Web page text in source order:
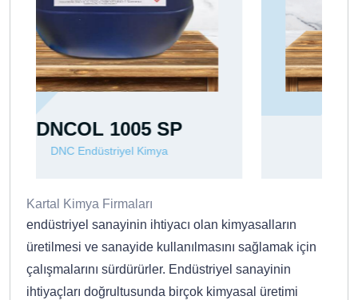
PROCLEAN BR
DNC Endüstriyel Kimya
Kartal Kimya Firmaları
endüstriyel sanayinin ihtiyacı olan kimyasalların
üretilmesi ve sanayide kullanılmasını sağlamak için
çalışmalarını sürdürürler. Endüstriyel sanayinin
ihtiyaçları doğrultusunda birçok kimyasal üretimi